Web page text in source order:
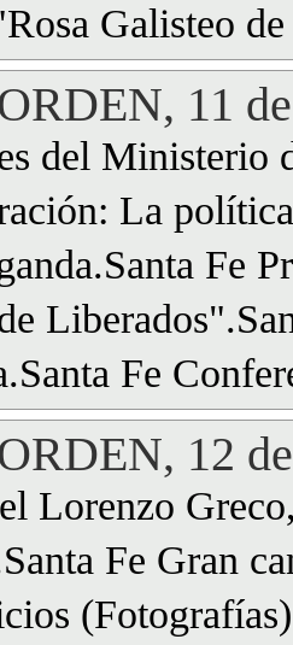
Galisteo
11
del Ministerio
La
Fe
Fe
12
Lorenzo
Fe Gran